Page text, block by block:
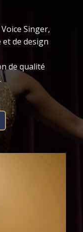
Singer,
de design
de qualité